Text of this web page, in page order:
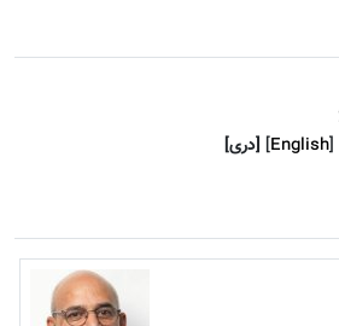
[English] [دری]